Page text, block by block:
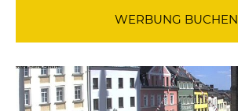
WERBUNG BUCHEN